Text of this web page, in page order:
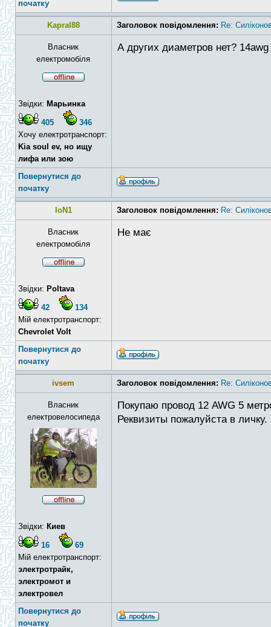
початку
Kapral88 Заголовок повідомлення: Re:
Власник
електромобіля
Звідки: Марьинка
405
346
Хочу електротранспорт:
Kia soul ev, но ищу
лифа или зою
А других диаметров нет? 14awg
Повернутися до
початку
IoN1 Заголовок повідомлення: Re:
Власник
електромобіля
Звідки: Poltava
42
134
Мій електротранспорт:
Chevrolet Volt
Не має
Повернутися до
початку
ivsem Заголовок повідомлення: Re:
Власник
електровелосипеда
Звідки: Киев
16
69
Мій електротранспорт:
электротрайк,
электромот и
электровел
Покупаю провод 12 AWG 5
Реквизиты пожалуйста в личку.
Повернутися до
початку